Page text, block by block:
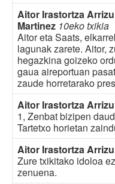
Aitor Irastortza
Martinez 10eko txikia
Aitor eta Saats,
lagunak zarete. Aitor,
hegazkina goizeko
gaua aireportuan
zaude horretarako
Aitor Irastortza
1, Zenbat bizipen
Tartetxo horietan
Aitor Irastortza
Zure txikitako idoloa
zenuena.